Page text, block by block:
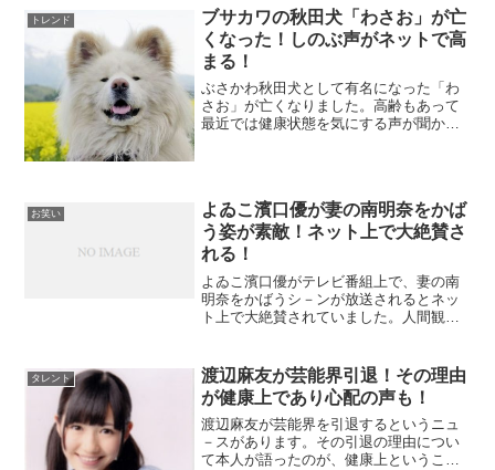
window.adsbygoogle || [])...
トレンド
ブサカワの秋田犬「わさお」が亡
くなった！しのぶ声がネットで高
まる！
ぶさかわ秋田犬として有名になった「わ
さお」が亡くなりました。高齢もあって
最近では健康状態を気にする声が聞かさ
お笑い
よゐこ濱口優が妻の南明奈をかば
う姿が素敵！ネット上で大絶賛さ
れる！
よゐこ濱口優がテレビ番組上で、妻の南
明奈をかばうシ－ンが放送されるとネッ
ト上で大絶賛されていました。人間観察
た。スポンサーリンク(adsbygoogle =
windo...
タレント
渡辺麻友が芸能界引退！その理由
が健康上であり心配の声も！
渡辺麻友が芸能界を引退するというニュ
－スがあります。その引退の理由につい
て本人が語ったのが、健康上ということ